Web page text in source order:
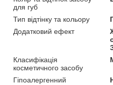
для губ
Тип відтінку та кольору
Додатковий ефект
Класифікація
косметичного засобу
Гіпоалергенний